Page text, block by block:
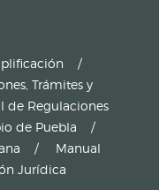
Trámites y
de Regulaciones
de Puebla
Manual
Jurídica